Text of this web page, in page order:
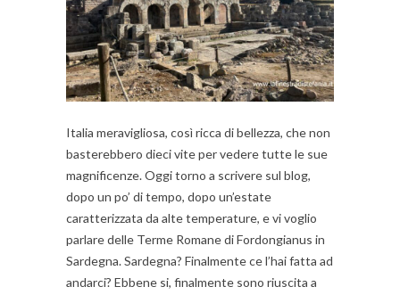
Italia meravigliosa, così ricca di bellezza, che non
basterebbero dieci vite per vedere tutte le sue
magnificenze. Oggi torno a scrivere sul blog,
dopo un po’ di tempo, dopo un’estate
caratterizzata da alte temperature, e vi voglio
parlare delle Terme Romane di Fordongianus in
Sardegna. Sardegna? Finalmente ce l’hai fatta ad
andarci? Ebbene si, finalmente sono riuscita a